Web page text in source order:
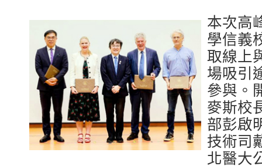
本次高
學信義
取線上
場吸引
參與。
麥斯校
部彭啟
技術司
北醫大